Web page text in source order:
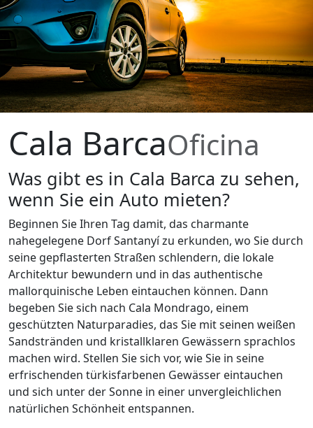
Cala BarcaOficina
Was gibt es in Cala Barca zu sehen,
wenn Sie ein Auto mieten?
Beginnen Sie Ihren Tag damit, das charmante
nahegelegene Dorf Santanyí zu erkunden, wo Sie durch
seine gepflasterten Straßen schlendern, die lokale
Architektur bewundern und in das authentische
mallorquinische Leben eintauchen können. Dann
begeben Sie sich nach Cala Mondrago, einem
geschützten Naturparadies, das Sie mit seinen weißen
Sandstränden und kristallklaren Gewässern sprachlos
machen wird. Stellen Sie sich vor, wie Sie in seine
erfrischenden türkisfarbenen Gewässer eintauchen
und sich unter der Sonne in einer unvergleichlichen
natürlichen Schönheit entspannen.